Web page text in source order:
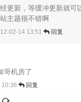
更新，等缓冲更新就可
主题很不错啊
02-14 13:51 回复
哥机房了
10:36 回复